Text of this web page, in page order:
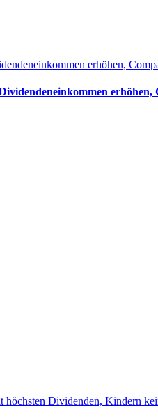
erhöhen,
Dividenden, Kindern